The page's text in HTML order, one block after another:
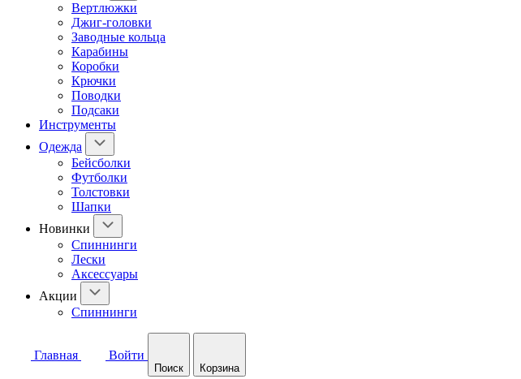
Вертлюжки
Джиг-головки
Заводные кольца
Карабины
Коробки
Крючки
Поводки
Подсаки
Инструменты
Одежда
Бейсболки
Футболки
Толстовки
Шапки
Новинки
Спиннинги
Лески
Аксессуары
Акции
Спиннинги
Главная Войти
Поиск Корзина